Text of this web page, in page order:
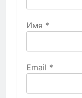
Имя *
Email *